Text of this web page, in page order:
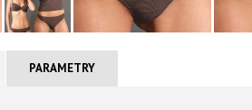
PARAMETRY